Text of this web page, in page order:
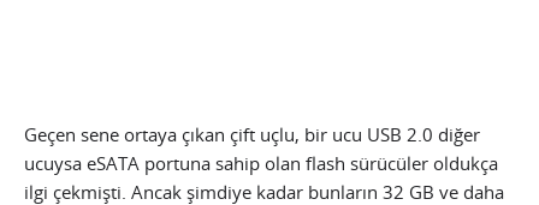
Geçen sene ortaya çıkan çift uçlu, bir ucu USB 2.0 diğer
ucuysa eSATA portuna sahip olan flash sürücüler oldukça
ilgi çekmişti. Ancak şimdiye kadar bunların 32 GB ve daha